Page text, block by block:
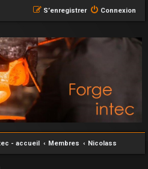
Connexion
S’enregistrer
- accueil Membres Nicolass